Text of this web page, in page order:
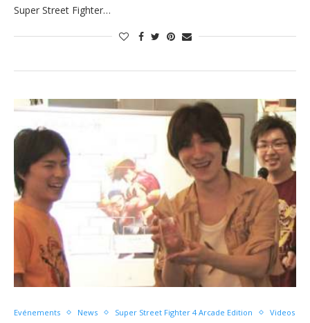
Super Street Fighter…
Evénements News Super Street Fighter 4 Arcade Edition Videos